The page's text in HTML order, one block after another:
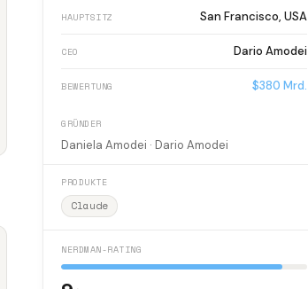
HAUPTSITZ San Francisco, USA
CEO Dario Amodei
BEWERTUNG $380 Mrd.
GRÜNDER
Daniela Amodei · Dario Amodei
PRODUKTE
Claude
NERDMAN-RATING